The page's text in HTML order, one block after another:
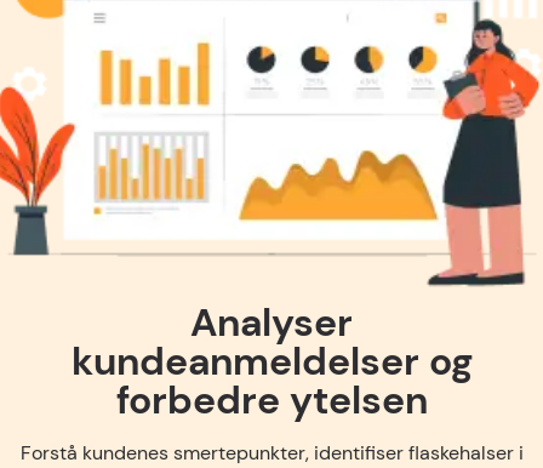
Analyser
kundeanmeldelser og
forbedre ytelsen
Forstå kundenes smertepunkter, identifiser flaskehalser i